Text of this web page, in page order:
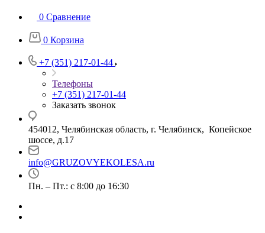
0 Сравнение
0 Корзина
+7 (351) 217-01-44
Телефоны
+7 (351) 217-01-44
Заказать звонок
454012, Челябинская область, г. Челябинск, Копейское
шоссе, д.17
info@GRUZOVYEKOLESA.ru
Пн. – Пт.: с 8:00 до 16:30